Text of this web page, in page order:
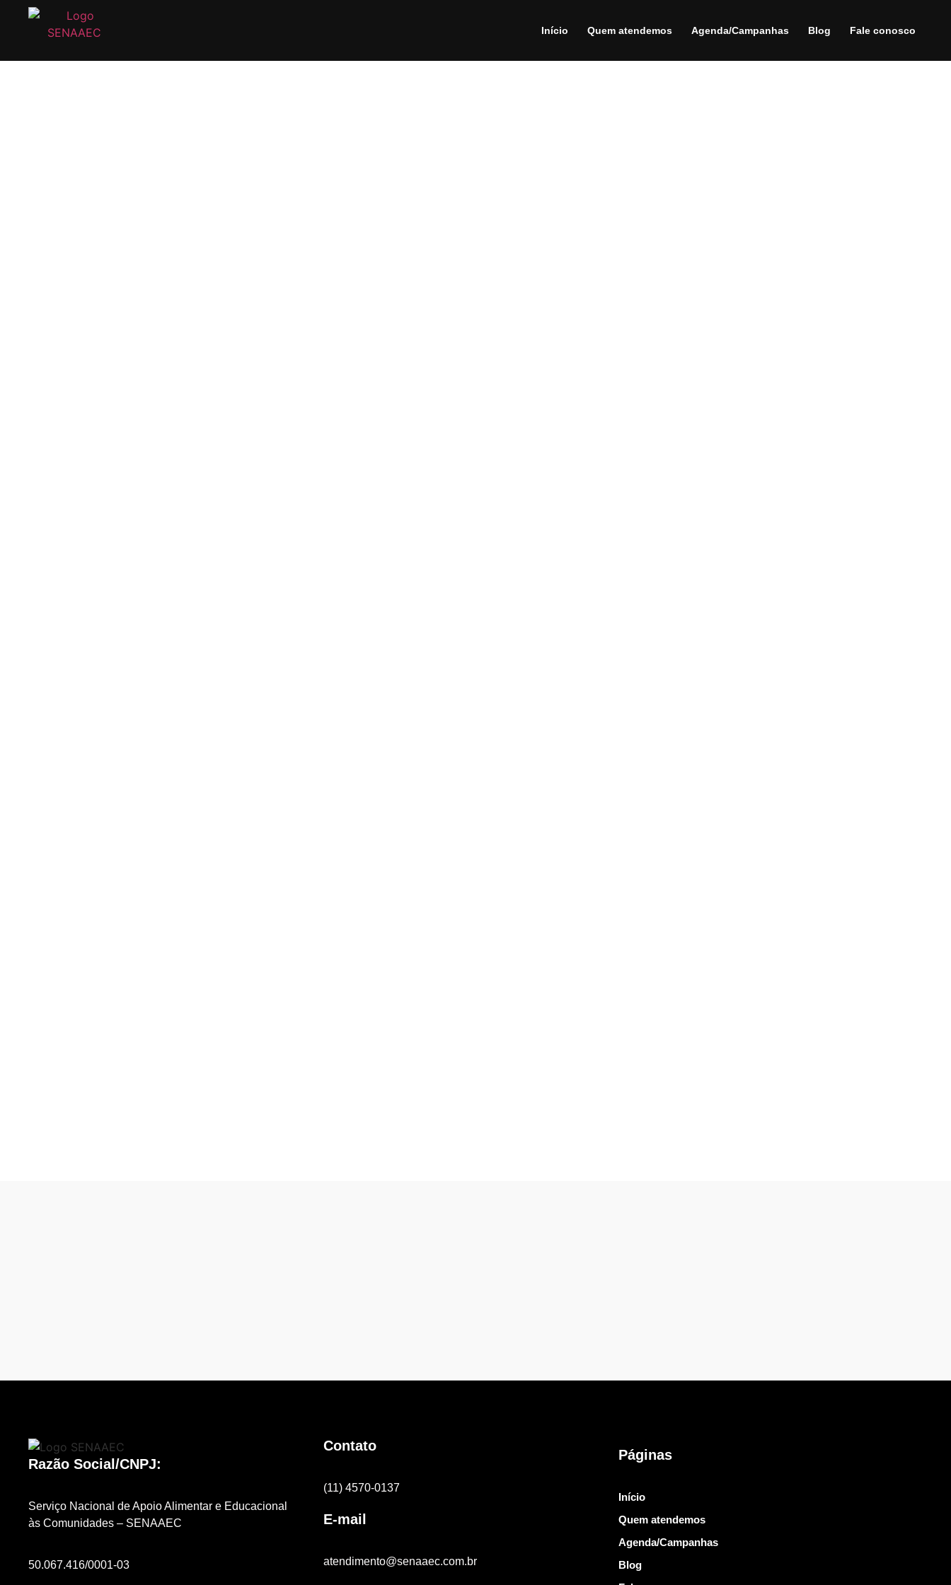
Início Quem atendemos Agenda/Campanhas Blog Fale conosco
Razão Social/CNPJ:
Serviço Nacional de Apoio Alimentar e Educacional
às Comunidades – SENAAEC
50.067.416/0001-03
Contato
(11) 4570-0137
E-mail
atendimento@senaaec.com.br
Páginas
Início
Quem atendemos
Agenda/Campanhas
Blog